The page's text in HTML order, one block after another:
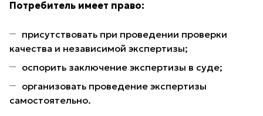
Потребитель имеет право:
присутствовать при проведении проверки
качества и независимой экспертизы;
оспорить заключение экспертизы в суде;
организовать проведение экспертизы
самостоятельно.